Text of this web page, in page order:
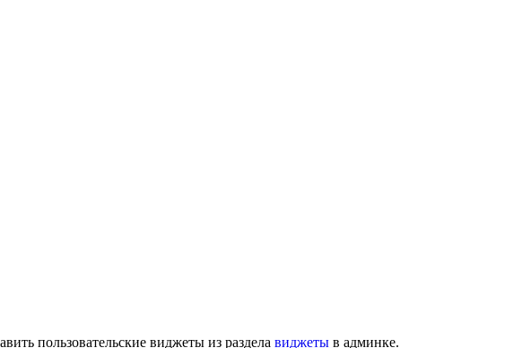
пользовательские виджеты из раздела виджеты в админке.